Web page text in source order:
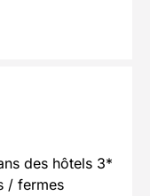
des hôtels 3*
/ fermes